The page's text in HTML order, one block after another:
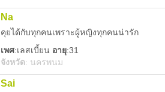
Na
คุยได้กับทุกคนเพราะผู้หญิงทุกคนน่ารัก
เพศ:เลสเบี้ยน อายุ:31
จังหวัด: นครพนม
Sai